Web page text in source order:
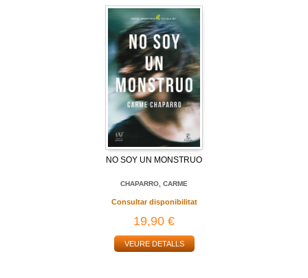
NO SOY UN MONSTRUO
CHAPARRO, CARME
Consultar disponibilitat
19,90 €
VEURE DETALLS